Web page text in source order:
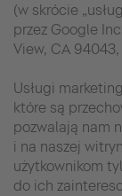
(w skrócie
przez Google
View, CA 94043,
Usługi
które są
pozwalają nam
i na naszej
użytkownikom
do ich